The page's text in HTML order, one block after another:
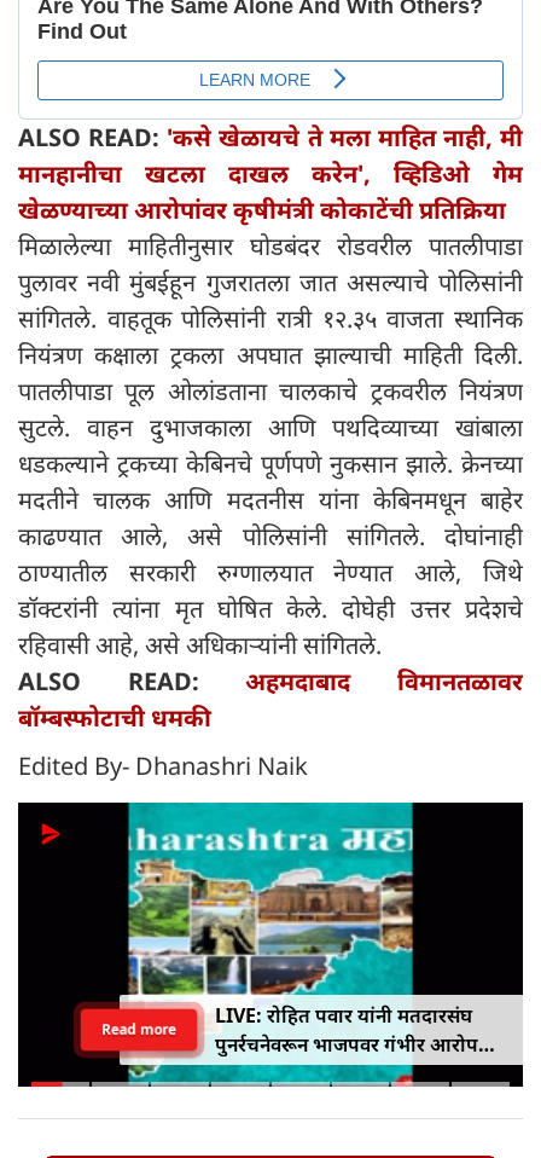
ALSO READ: 'कसे खेळायचे ते मला माहित नाही, मी
मानहानीचा खटला दाखल करेन', व्हिडिओ गेम
खेळण्याच्या आरोपांवर कृषीमंत्री कोकाटेंची प्रतिक्रिया
मिळालेल्या माहितीनुसार घोडबंदर रोडवरील पातलीपाडा
पुलावर नवी मुंबईहून गुजरातला जात असल्याचे पोलिसांनी
सांगितले. वाहतूक पोलिसांनी रात्री १२.३५ वाजता स्थानिक
नियंत्रण कक्षाला ट्रकला अपघात झाल्याची माहिती दिली.
पातलीपाडा पूल ओलांडताना चालकाचे ट्रकवरील नियंत्रण
सुटले. वाहन दुभाजकाला आणि पथदिव्याच्या खांबाला
धडकल्याने ट्रकच्या केबिनचे पूर्णपणे नुकसान झाले. क्रेनच्या
मदतीने चालक आणि मदतनीस यांना केबिनमधून बाहेर
काढण्यात आले, असे पोलिसांनी सांगितले. दोघांनाही
ठाण्यातील सरकारी रुग्णालयात नेण्यात आले, जिथे
डॉक्टरांनी त्यांना मृत घोषित केले. दोघेही उत्तर प्रदेशचे
रहिवासी आहे, असे अधिकाऱ्यांनी सांगितले.
ALSO READ:अहमदाबाद विमानतळावर
बॉम्बस्फोटाची धमकी
Edited By- Dhanashri Naik
LIVE: रोहित पवार यांनी मतदारसंघ
पुनर्रचनेवरून भाजपवर गंभीर आरोप
केले
Read more